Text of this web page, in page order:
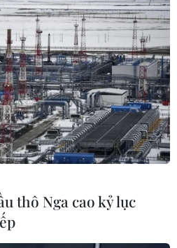
thô Nga cao kỷ lục